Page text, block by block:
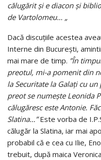
călugărit şi e diacon şi
de Vartolomeu… „
Dacă discuţiile acestea
Interne din Bucureşti,
mai mare de timp. ”În
preotul, mi-a pomenit din
la Securitate la Galaţi cu
preot se numeşte Leonida
călugăresc este Antonie.
Slatina…”Este vorba de
călugăr la Slatina, iar mai
probabil că e cea cu Ilie,
trebuit, după maica